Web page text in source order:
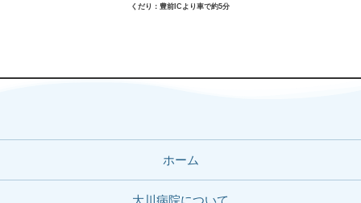
くだり：豊前ICより車で約5分
ホーム
大川病院について